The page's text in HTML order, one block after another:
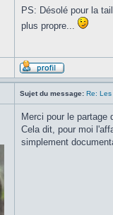
PS: Désolé pour la
plus propre...
Sujet du message: Re: Les
Merci pour le partage
Cela dit, pour moi
simplement